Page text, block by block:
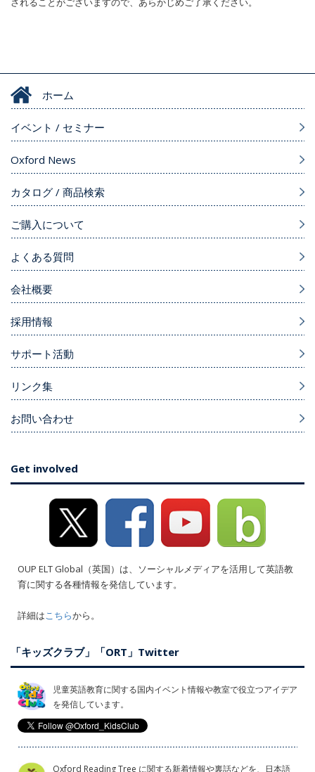
ホーム
イベント / セミナー
Oxford News
カタログ / 商品検索
ご購入について
よくある質問
会社概要
採用情報
サポート活動
リンク集
お問い合わせ
Get involved
OUP ELT Global（英国）は、ソーシャルメディアを活用して英語教
育に関する各種情報を発信しています。
詳細はこちらから。
「キッズクラブ」「ORT」Twitter
児童英語教育に関する国内イベント情報や教室で役立つアイデア
を発信しています。
Oxford Reading Tree に関する新着情報や裏話などを、日本語